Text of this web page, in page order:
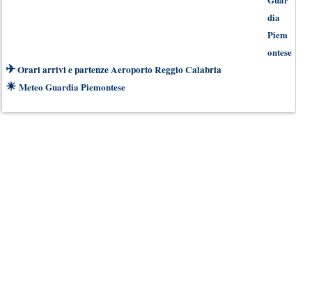
dia
Piem
ontese
✈Orari arrivi e partenze Aeroporto Reggio Calabria
☀ Meteo Guardia Piemontese